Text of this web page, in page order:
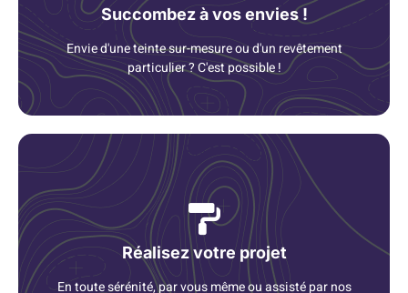
Succombez à vos envies !
Envie d'une teinte sur-mesure ou d'un revêtement
particulier ? C'est possible !
Réalisez votre projet
En toute sérénité, par vous même ou assisté par nos